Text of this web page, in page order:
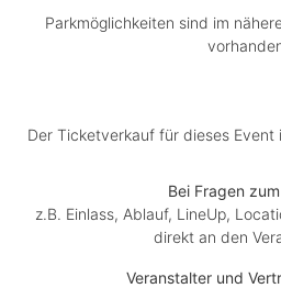
Parkmöglichkeiten sind im
Der Ticketverkauf für dieses Event
Bei Fragen
z.B. Einlass, Ablauf, LineUp,
direkt an den
Veranstalter und